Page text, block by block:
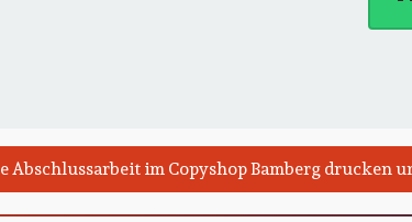
Abschlussarbeit im Copyshop Bamberg drucken